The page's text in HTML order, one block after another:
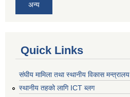
अन्य
Quick Links
संघीय मामिला तथा स्थानीय विकास मन्त्रालय
स्थानीय तहको लागि ICT ब्लग